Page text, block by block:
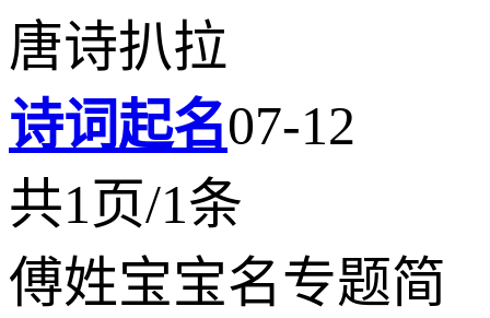
唐诗扒拉
诗词起名07-12
共1页/1条
傅姓宝宝名专题简